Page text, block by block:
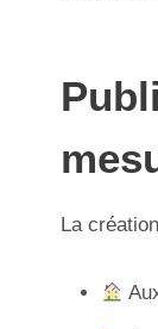
La